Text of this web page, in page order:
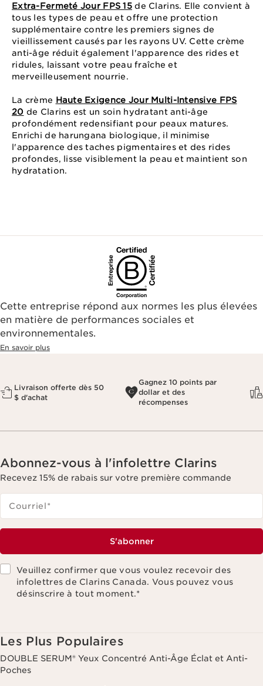
Extra-Fermeté Jour FPS 15 de Clarins. Elle convient à
tous les types de peau et offre une protection
supplémentaire contre les premiers signes de
vieillissement causés par les rayons UV. Cette crème
anti-âge réduit également l'apparence des rides et
ridules, laissant votre peau fraîche et
merveilleusement nourrie.
La crème Haute Exigence Jour Multi-Intensive FPS
20 de Clarins est un soin hydratant anti-âge
profondément redensifiant pour peaux matures.
Enrichi de harungana biologique, il minimise
l'apparence des taches pigmentaires et des rides
profondes, lisse visiblement la peau et maintient son
hydratation.
Cette entreprise répond aux normes les plus élevées
en matière de performances sociales et
environnementales.​
En savoir plus
Livraison offerte dès 50
$ d'achat
Gagnez 10 points par
dollar et des
récompenses
Abonnez-vous à l'infolettre Clarins
Recevez 15% de rabais sur votre première commande
Courriel*
S'abonner
Veuillez confirmer que vous voulez recevoir des
infolettres de Clarins Canada. Vous pouvez vous
désinscrire à tout moment.*
Les Plus Populaires
DOUBLE SERUM® Yeux Concentré Anti-Âge Éclat et Anti-
Poches